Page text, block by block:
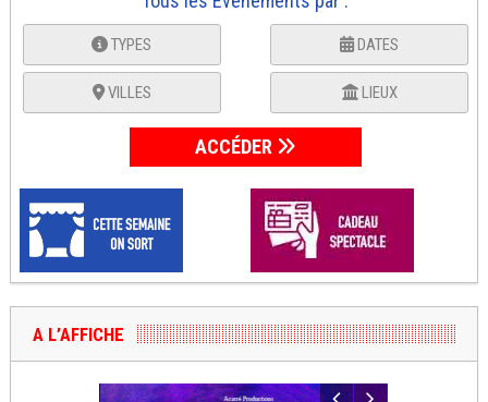
TYPES DATES
VILLES LIEUX
ACCÉDER
A L’AFFICHE